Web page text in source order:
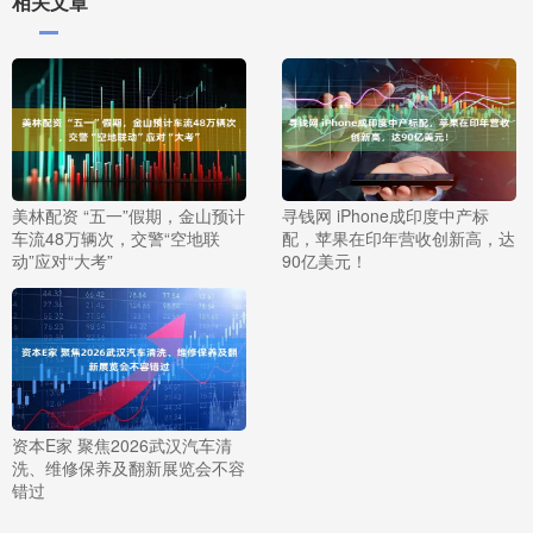
美林配资 “五一”假期，金山预计
车流48万辆次，交警“空地联
动”应对“大考”
寻钱网 iPhone成印度中产标
配，苹果在印年营收创新高，达
90亿美元！
资本E家 聚焦2026武汉汽车清
洗、维修保养及翻新展览会不容
错过